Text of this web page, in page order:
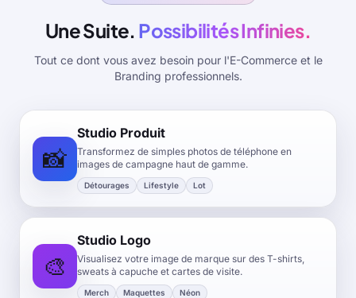
Une Suite. Possibilités Infinies.
Tout ce dont vous avez besoin pour l'E-Commerce et le
Branding professionnels.
📸
Studio Produit
Transformez de simples photos de téléphone en
images de campagne haut de gamme.
Détourages Lifestyle Lot
🎨
Studio Logo
Visualisez votre image de marque sur des T-shirts,
sweats à capuche et cartes de visite.
Merch Maquettes Néon